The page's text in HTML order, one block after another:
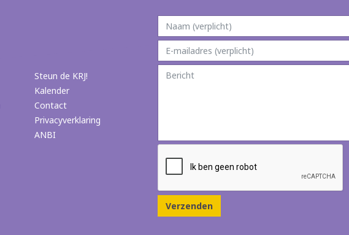
Steun de KRJ!
Kalender
Contact
Privacyverklaring
ANBI
Verzenden